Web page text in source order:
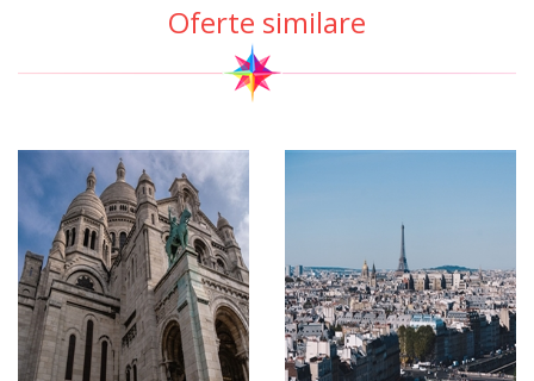
Oferte similare